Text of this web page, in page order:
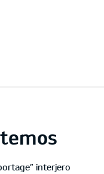
interjero